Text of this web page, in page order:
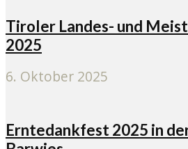
Tiroler Landes- und
2025
6. Oktober 2025
Erntedankfest 2025 in